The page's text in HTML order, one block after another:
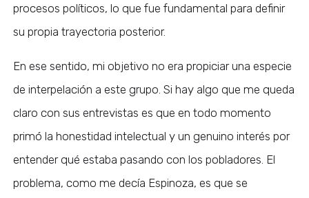
procesos políticos, lo que fue fundamental para definir
su propia trayectoria posterior.
En ese sentido, mi objetivo no era propiciar una especie
de interpelación a este grupo. Si hay algo que me queda
claro con sus entrevistas es que en todo momento
primó la honestidad intelectual y un genuino interés por
entender qué estaba pasando con los pobladores. El
problema, como me decía Espinoza, es que se